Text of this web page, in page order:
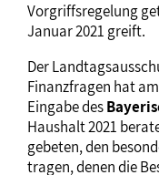
Vorgriffsregelung
Januar 2021 greift.
Der
Finanzfragen hat
Eingabe des
Haushalt 2021
gebeten, den
tragen, denen die